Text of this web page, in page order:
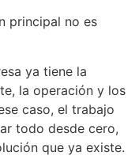
principal no es
ya tiene la
la operación y los
caso, el trabajo
todo desde cero,
que ya existe.